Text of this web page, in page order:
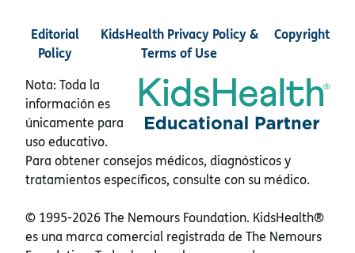
Editorial
Policy
KidsHealth Privacy Policy &
Terms of Use
Copyright
Nota: Toda la
información es
únicamente para
uso educativo.
Para obtener consejos médicos, diagnósticos y
tratamientos específicos, consulte con su médico.
© 1995-2026 The Nemours Foundation. KidsHealth®
es una marca comercial registrada de The Nemours